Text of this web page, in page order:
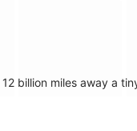
miles away a